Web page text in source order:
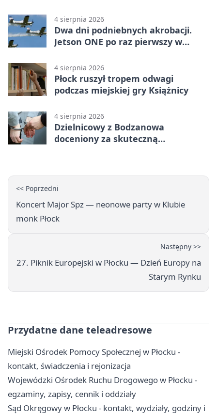
4 sierpnia 2026
Dwa dni podniebnych akrobacji.
Jetson ONE po raz pierwszy w
4 sierpnia 2026
Płock ruszył tropem odwagi
podczas miejskiej gry Książnicy
4 sierpnia 2026
Dzielnicowy z Bodzanowa
doceniony za skuteczną
<< Poprzedni
Koncert Major Spz — neonowe party w Klubie
monk Płock
Następny >>
27. Piknik Europejski w Płocku — Dzień Europy na
Starym Rynku
Przydatne dane teleadresowe
Miejski Ośrodek Pomocy Społecznej w Płocku -
kontakt, świadczenia i rejonizacja
Wojewódzki Ośrodek Ruchu Drogowego w Płocku -
egzaminy, zapisy, cennik i oddziały
Sąd Okręgowy w Płocku - kontakt, wydziały, godziny i